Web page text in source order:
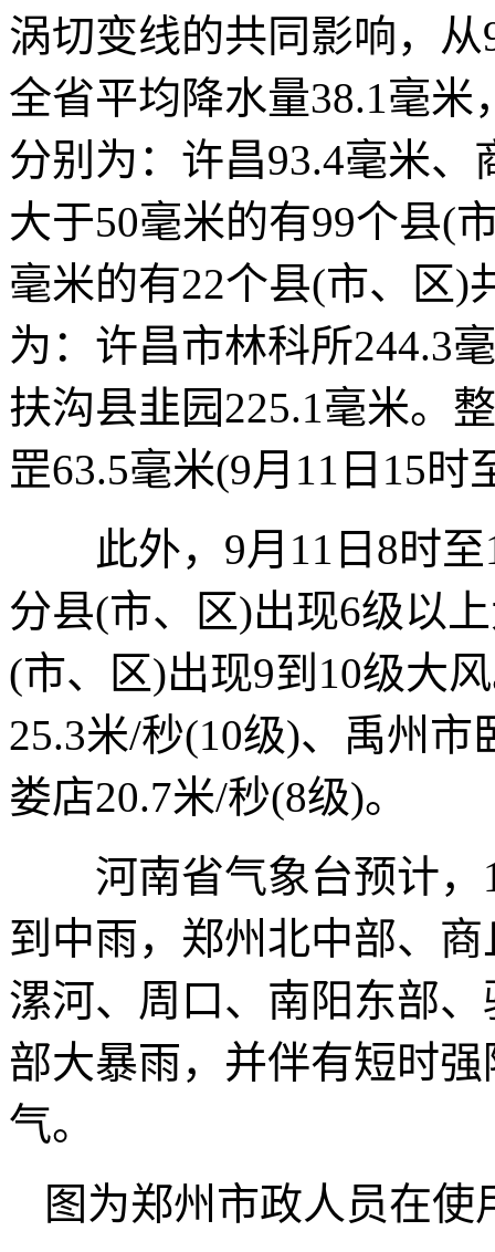
涡切变线的共同影响，
全省平均降水量38.1毫
分别为：许昌93.4毫米、
大于50毫米的有99个县(
毫米的有22个县(市、区)
为：许昌市林科所244.3
扶沟县韭园225.1毫米。
罡63.5毫米(9月11日15时
此外，9月11日8时至
分县(市、区)出现6级以
(市、区)出现9到10级大
25.3米/秒(10级)、禹州
娄店20.7米/秒(8级)。
河南省气象台预计，
到中雨，郑州北中部、
漯河、周口、南阳东部
部大暴雨，并伴有短时
气。
图为郑州市政人员在使